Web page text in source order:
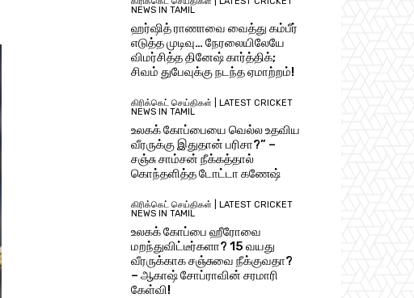
NEWS IN TAMIL
ஹர்ஷித் ராணாவை வைத்து கம்பீர்
எடுத்த முடிவு… நேரலையிலேயே
விமர்சித்த தினேஷ் கார்த்திக்;
சிவம் துபேவுக்கு நடந்த ஏமாற்றம்!
கிரிக்கெட் செய்திகள் | LATEST CRICKET
NEWS IN TAMIL
உலகக் கோப்பையை வெல்ல உதவிய
வீரருக்கு இதுதான் பரிசா?” –
சஞ்சு சாம்சன் நீக்கத்தால்
கொந்தளித்த டோட்டா கணேஷ்
கிரிக்கெட் செய்திகள் | LATEST CRICKET
NEWS IN TAMIL
உலகக் கோப்பை ஹீரோவை
மறந்துவிட்டீர்களா? 15 வயது
வீரருக்காக சஞ்சுவை நீக்குவதா?
– ஆகாஷ் சோப்ராவின் சரமாரி
கேள்வி!